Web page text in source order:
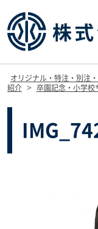
オリジナル・特注・別注
紹介
> 卒園記念・小学校
Site